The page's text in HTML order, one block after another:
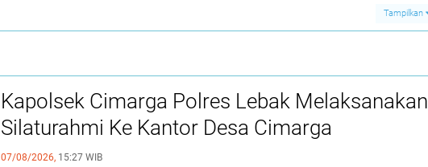
Tampilkan
Kapolsek Cimarga Polres Lebak Melaksanakan
Silaturahmi Ke Kantor Desa Cimarga
07/08/2026, 15:27 WIB